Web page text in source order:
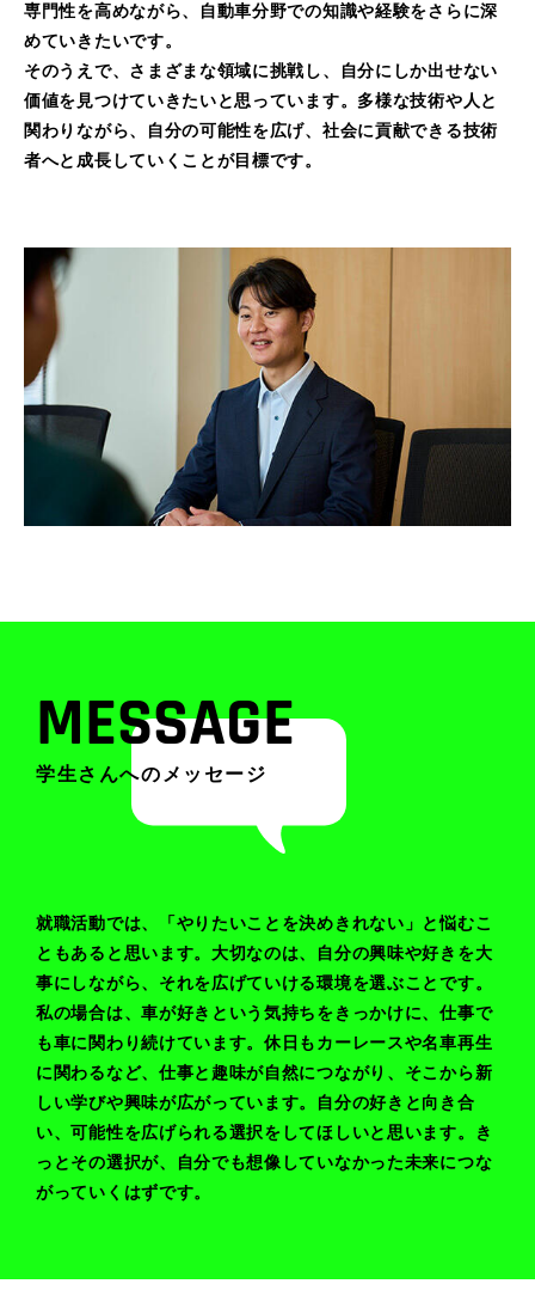
専門性を高めながら、自動車分野での知識や経験をさらに深
めていきたいです。
そのうえで、さまざまな領域に挑戦し、自分にしか出せない
価値を見つけていきたいと思っています。多様な技術や人と
関わりながら、自分の可能性を広げ、社会に貢献できる技術
者へと成長していくことが目標です。
MESSAGE
学生さんへのメッセージ
就職活動では、「やりたいことを決めきれない」と悩むこ
ともあると思います。大切なのは、自分の興味や好きを大
事にしながら、それを広げていける環境を選ぶことです。
私の場合は、車が好きという気持ちをきっかけに、仕事で
も車に関わり続けています。休日もカーレースや名車再生
に関わるなど、仕事と趣味が自然につながり、そこから新
しい学びや興味が広がっています。自分の好きと向き合
い、可能性を広げられる選択をしてほしいと思います。き
っとその選択が、自分でも想像していなかった未来につな
がっていくはずです。